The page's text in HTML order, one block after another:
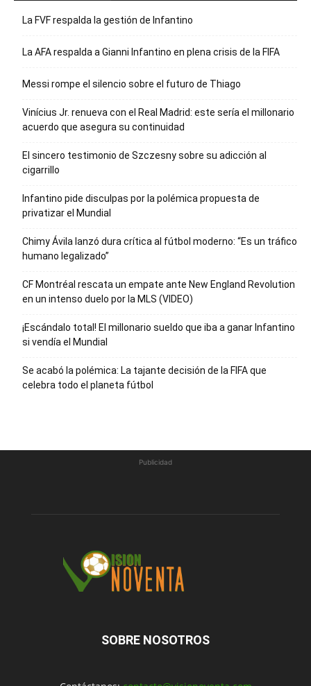
La FVF respalda la gestión de Infantino
La AFA respalda a Gianni Infantino en plena crisis de la FIFA
Messi rompe el silencio sobre el futuro de Thiago
Vinícius Jr. renueva con el Real Madrid: este sería el millonario
acuerdo que asegura su continuidad
El sincero testimonio de Szczesny sobre su adicción al
cigarrillo
Infantino pide disculpas por la polémica propuesta de
privatizar el Mundial
Chimy Ávila lanzó dura crítica al fútbol moderno: “Es un tráfico
humano legalizado”
CF Montréal rescata un empate ante New England Revolution
en un intenso duelo por la MLS (VIDEO)
¡Escándalo total! El millonario sueldo que iba a ganar Infantino
si vendía el Mundial
Se acabó la polémica: La tajante decisión de la FIFA que
celebra todo el planeta fútbol
Publicidad
SOBRE NOSOTROS